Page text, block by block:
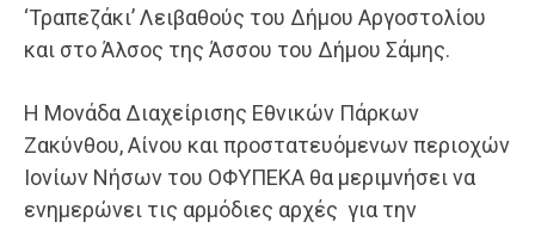
‘Τραπεζάκι’ Λειβαθούς του Δήμου Αργοστολίου
και στο Άλσος της Άσσου του Δήμου Σάμης.
Η Μονάδα Διαχείρισης Εθνικών Πάρκων
Ζακύνθου, Αίνου και προστατευόμενων περιοχών
Ιονίων Νήσων του ΟΦΥΠΕΚΑ θα μεριμνήσει να
ενημερώνει τις αρμόδιες αρχές για την